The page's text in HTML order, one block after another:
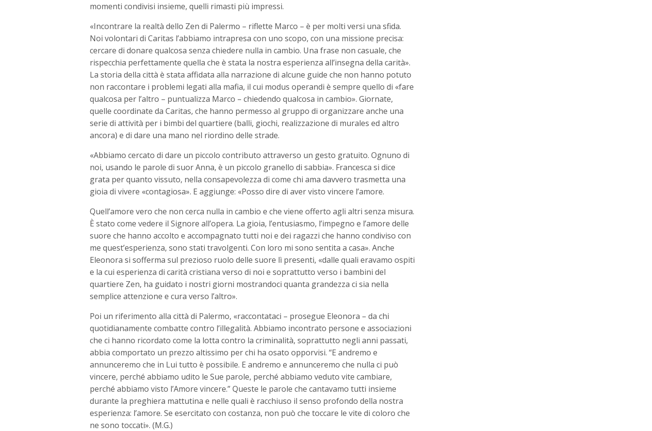
momenti condivisi insieme, quelli rimasti più impressi.
«Incontrare la realtà dello Zen di Palermo – riflette Marco – è per molti versi una sfida.
Noi volontari di Caritas l’abbiamo intrapresa con uno scopo, con una missione precisa:
cercare di donare qualcosa senza chiedere nulla in cambio. Una frase non casuale, che
rispecchia perfettamente quella che è stata la nostra esperienza all’insegna della carità».
La storia della città è stata affidata alla narrazione di alcune guide che non hanno potuto
non raccontare i problemi legati alla mafia, il cui modus operandi è sempre quello di «fare
qualcosa per l’altro – puntualizza Marco – chiedendo qualcosa in cambio». Giornate,
quelle coordinate da Caritas, che hanno permesso al gruppo di organizzare anche una
serie di attività per i bimbi del quartiere (balli, giochi, realizzazione di murales ed altro
ancora) e di dare una mano nel riordino delle strade.
«Abbiamo cercato di dare un piccolo contributo attraverso un gesto gratuito. Ognuno di
noi, usando le parole di suor Anna, è un piccolo granello di sabbia». Francesca si dice
grata per quanto vissuto, nella consapevolezza di come chi ama davvero trasmetta una
gioia di vivere «contagiosa». E aggiunge: «Posso dire di aver visto vincere l’amore.
Quell’amore vero che non cerca nulla in cambio e che viene offerto agli altri senza misura.
È stato come vedere il Signore all’opera. La gioia, l’entusiasmo, l’impegno e l’amore delle
suore che hanno accolto e accompagnato tutti noi e dei ragazzi che hanno condiviso con
me quest’esperienza, sono stati travolgenti. Con loro mi sono sentita a casa». Anche
Eleonora si sofferma sul prezioso ruolo delle suore lì presenti, «dalle quali eravamo ospiti
e la cui esperienza di carità cristiana verso di noi e soprattutto verso i bambini del
quartiere Zen, ha guidato i nostri giorni mostrandoci quanta grandezza ci sia nella
semplice attenzione e cura verso l’altro».
Poi un riferimento alla città di Palermo, «raccontataci – prosegue Eleonora – da chi
quotidianamente combatte contro l’illegalità. Abbiamo incontrato persone e associazioni
che ci hanno ricordato come la lotta contro la criminalità, soprattutto negli anni passati,
abbia comportato un prezzo altissimo per chi ha osato opporvisi. “E andremo e
annunceremo che in Lui tutto è possibile. E andremo e annunceremo che nulla ci può
vincere, perché abbiamo udito le Sue parole, perché abbiamo veduto vite cambiare,
perché abbiamo visto l’Amore vincere.” Queste le parole che cantavamo tutti insieme
durante la preghiera mattutina e nelle quali è racchiuso il senso profondo della nostra
esperienza: l’amore. Se esercitato con costanza, non può che toccare le vite di coloro che
ne sono toccati». (M.G.)